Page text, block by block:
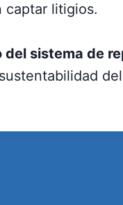
captar litigios.
sistema de